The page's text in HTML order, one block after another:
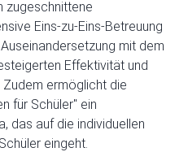
zugeschnittene
Eins-zu-Eins-Betreuung
mit dem
Effektivität und
ermöglicht die
für Schüler" ein
das auf die individuellen
eingeht.